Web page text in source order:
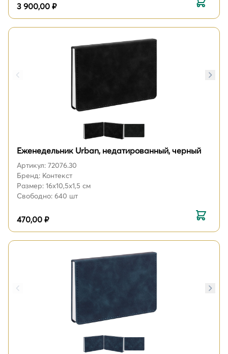
3 900,00 ₽
Еженедельник Urban, недатированный, черный
Артикул: 72076.30
Бренд: Контекст
Размер: 16х10,5х1,5 см
Свободно: 640 шт
470,00 ₽